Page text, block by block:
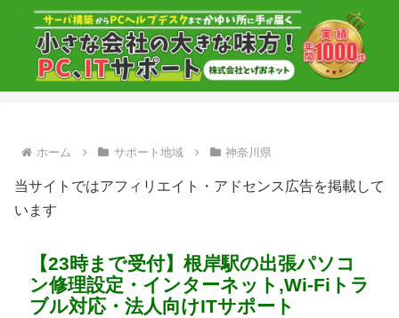
ホーム サポート地域 神奈川県
当サイトではアフィリエイト・アドセンス広告を掲載して
います
【23時まで受付】根岸駅の出張パソコ
ン修理設定・インターネット,Wi-Fiトラ
ブル対応・法人向けITサポート